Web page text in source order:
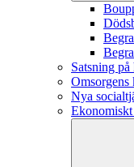
Satsning
Omsorgens
Nya
Ekonomiskt